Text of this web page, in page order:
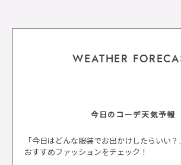
WEATHER
今日のコーデ天気予報
「今日はどんな服装でお出かけしたらいい
おすすめファッションをチェック！